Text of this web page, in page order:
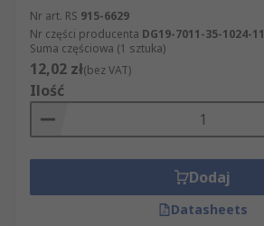
Nr art. RS 915-6629
Nr części producenta DG19-7011-35-1024-11
Suma częściowa (1 sztuka)
12,02 zł(bez VAT)
Ilość
Dodaj
Datasheets